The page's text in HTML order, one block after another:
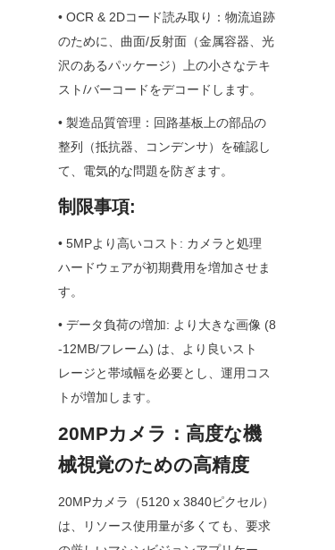
• OCR & 2Dコード読み取り：物流追跡
のために、曲面/反射面（金属容器、光
沢のあるパッケージ）上の小さなテキ
スト/バーコードをデコードします。
• 製造品質管理：回路基板上の部品の
整列（抵抗器、コンデンサ）を確認し
て、電気的な問題を防ぎます。
制限事項:
• 5MPより高いコスト: カメラと処理
ハードウェアが初期費用を増加させま
す。
• データ負荷の増加: より大きな画像 (8
-12MB/フレーム) は、より良いスト
レージと帯域幅を必要とし、運用コス
トが増加します。
20MPカメラ：高度な機
械視覚のための高精度
20MPカメラ（5120 x 3840ピクセル）
は、リソース使用量が多くても、要求